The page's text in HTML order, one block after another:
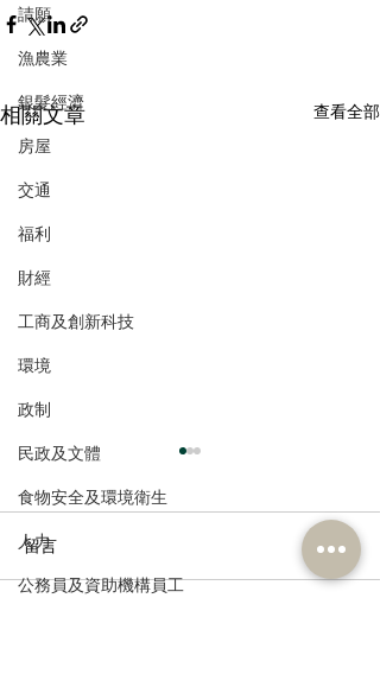
請願
漁農業
銀髮經濟
房屋
交通
福利
財經
工商及創新科技
環境
政制
民政及文體
食物安全及環境衛生
人力
公務員及資助機構員工
相關文章 查看全部
留言